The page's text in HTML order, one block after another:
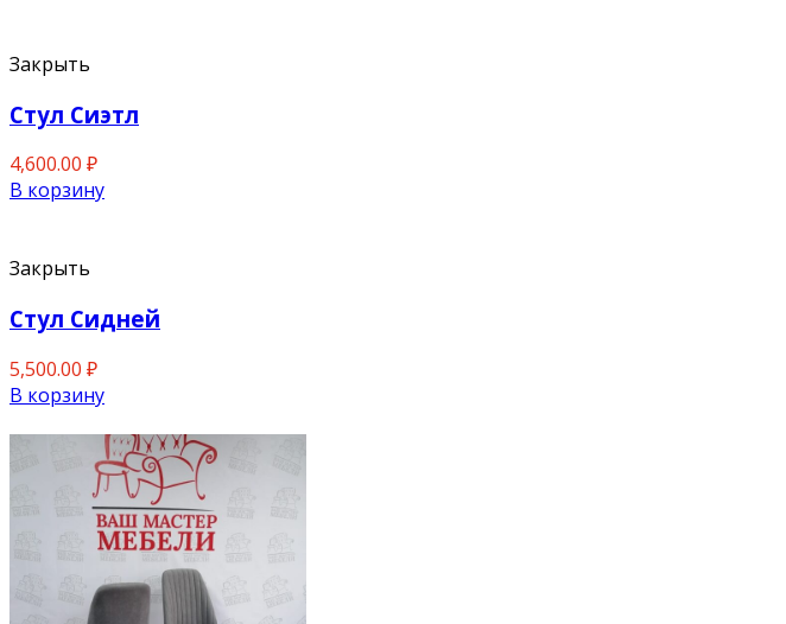
Закрыть
Стул Сиэтл
4,600.00 ₽
В корзину
Закрыть
Стул Сидней
5,500.00 ₽
В корзину